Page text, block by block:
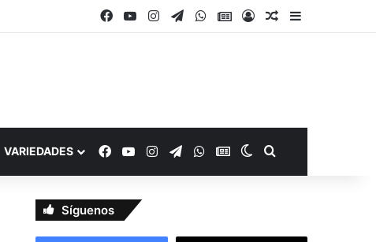
Facebook
YouTubeInstagram
TelegramWhatsApp
Google Noticias
AccesoPublicación al
Barra lateral
VARIEDADES Facebook
YouTubeInstagram
Telegram
WhatsApp
Google Noticias
Switch skin
Síguenos